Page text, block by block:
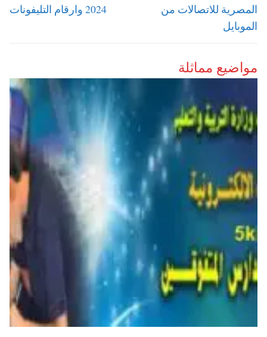
المصرية للاتصالات من
الموبايل
2024 وارقام التليفونات
مواضيع مماثلة